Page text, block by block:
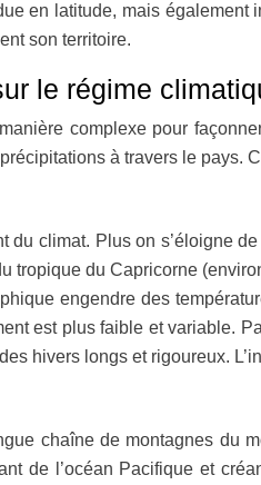
en latitude, mais
son territoire.
le régime
complexe pour
à travers le pays.
du climat. Plus on s’éloigne
tropique du Capricorne
engendre des
est plus faible et variable.
hivers longs et rigoureux.
chaîne de montagnes du
de l’océan Pacifique et